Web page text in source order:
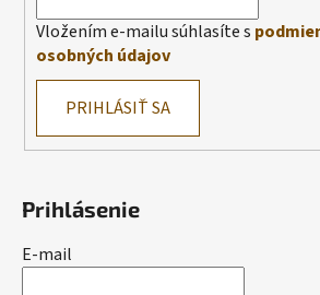
Vložením e-mailu súhlasíte s
osobných údajov
PRIHLÁSIŤ SA
Prihlásenie
E-mail